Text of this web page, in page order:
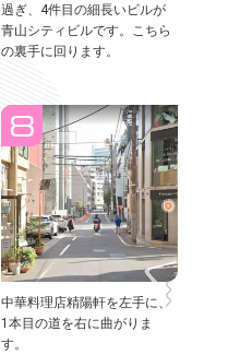
過ぎ、4件目の細長いビルが
青山シティビルです。こちら
の裏手に回ります。
中華料理店精陽軒を左手に、
1本目の道を右に曲がりま
す。